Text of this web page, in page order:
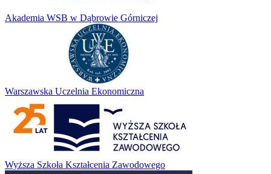
Akademia WSB w Dąbrowie Górniczej
Warszawska Uczelnia Ekonomiczna
Wyższa Szkoła Kształcenia Zawodowego